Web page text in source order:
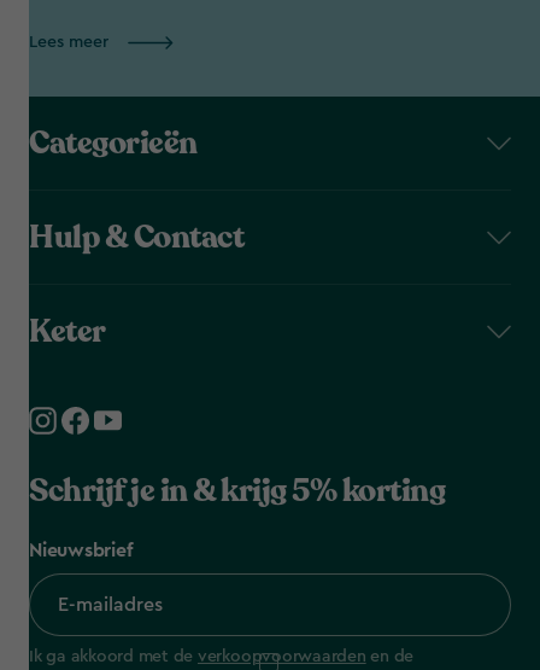
Lees meer
Categorieën
Hulp & Contact
Keter
Schrijf je in & krijg 5% korting
Nieuwsbrief
Ik ga akkoord met de verkoopvoorwaarden en de